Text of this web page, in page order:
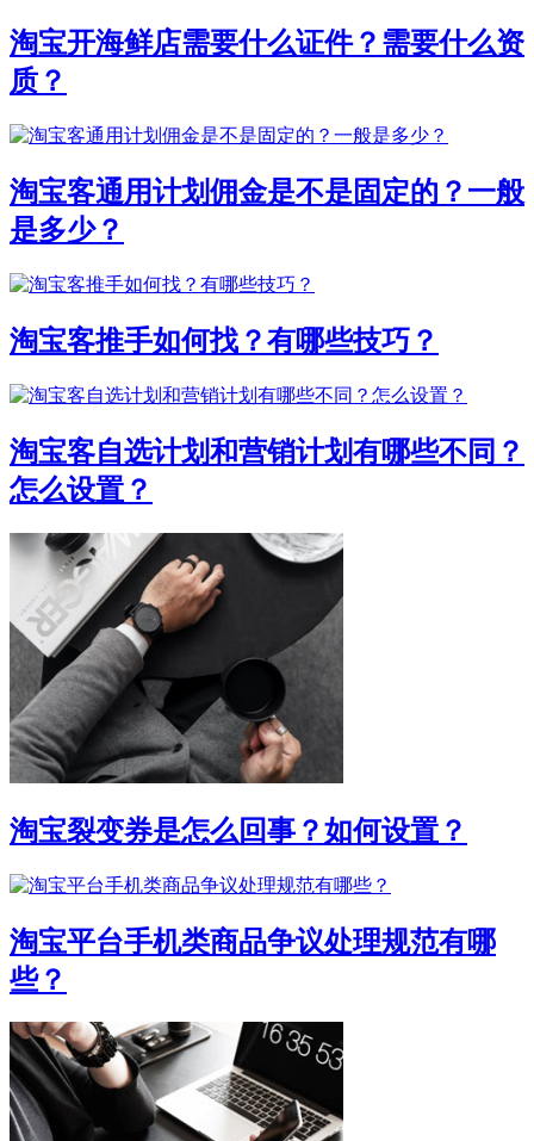
淘宝开海鲜店需要什么证件？需要什么资
质？
淘宝客通用计划佣金是不是固定的？一般
是多少？
淘宝客推手如何找？有哪些技巧？
淘宝客自选计划和营销计划有哪些不同？
怎么设置？
淘宝裂变券是怎么回事？如何设置？
淘宝平台手机类商品争议处理规范有哪
些？